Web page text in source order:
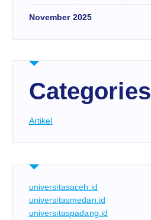
November 2025
Categories
Artikel
universitasaceh.id
universitasmedan.id
universitaspadang.id